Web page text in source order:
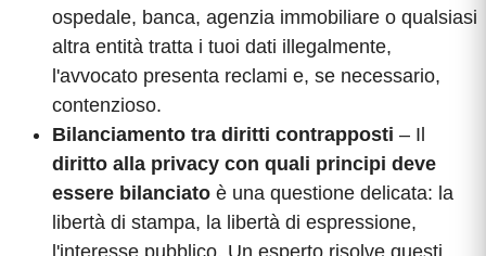
ospedale, banca, agenzia immobiliare o qualsiasi
altra entità tratta i tuoi dati illegalmente,
l'avvocato presenta reclami e, se necessario,
contenzioso.
Bilanciamento tra diritti contrapposti – Il
diritto alla privacy con quali principi deve
essere bilanciato è una questione delicata: la
libertà di stampa, la libertà di espressione,
l'interesse pubblico. Un esperto risolve questi